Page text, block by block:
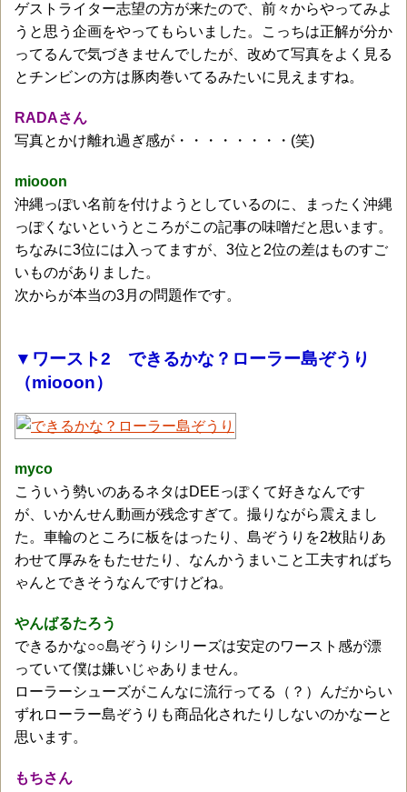
ゲストライター志望の方が来たので、前々からやってみよ
うと思う企画をやってもらいました。こっちは正解が分か
ってるんで気づきませんでしたが、改めて写真をよく見る
とチンビンの方は豚肉巻いてるみたいに見えますね。
RADAさん
写真とかけ離れ過ぎ感が・・・・・・・・(笑)
miooon
沖縄っぽい名前を付けようとしているのに、まったく沖縄
っぽくないというところがこの記事の味噌だと思います。
ちなみに3位には入ってますが、3位と2位の差はものすご
いものがありました。
次からが本当の3月の問題作です。
▼ワースト2 できるかな？ローラー島ぞうり
（miooon）
myco
こういう勢いのあるネタはDEEっぽくて好きなんです
が、いかんせん動画が残念すぎて。撮りながら震えまし
た。車輪のところに板をはったり、島ぞうりを2枚貼りあ
わせて厚みをもたせたり、なんかうまいこと工夫すればち
ゃんとできそうなんですけどね。
やんばるたろう
できるかな○○島ぞうりシリーズは安定のワースト感が漂
っていて僕は嫌いじゃありません。
ローラーシューズがこんなに流行ってる（？）んだからい
ずれローラー島ぞうりも商品化されたりしないのかなーと
思います。
もちさん